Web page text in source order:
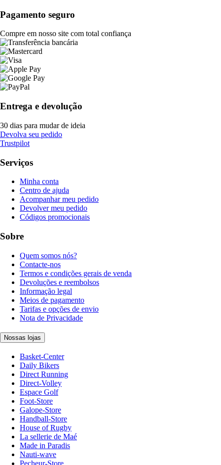
Pagamento seguro
Compre em nosso site com total confiança
Entrega e devolução
30 dias para mudar de ideia
Devolva seu pedido
Trustpilot
Serviços
Minha conta
Centro de ajuda
Acompanhar meu pedido
Devolver meu pedido
Códigos promocionais
Sobre
Quem somos nós?
Contacte-nos
Termos e condições gerais de venda
Devoluções e reembolsos
Informação legal
Meios de pagamento
Tarifas e opções de envio
Nota de Privacidade
Nossas lojas
Basket-Center
Daily Bikers
Direct Running
Direct-Volley
Espace Golf
Foot-Store
Galope-Store
Handball-Store
House of Rugby
La sellerie de Maé
Made in Paradis
Nauti-wave
Pecheur-Store